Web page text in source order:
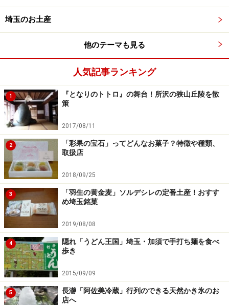
囲炉裏端で訪れた人を家の中へと招く小さな「トトロ」
土間にはオリジナルのトトロ・ファンド・グッズがずら
り！ モデルの地を訪れたお土産はここでゲットすること
「クロスケの家」の土間
トトロ・ファンドのオリジナル・グッズ・コーナー
母屋の他にも敷地内には蔵や茶工場が残されています。
「クロスケの家」の蔵
埼玉のお土産
他のテーマも見る
人気記事ランキング
1
『となりのトトロ』の舞台！所沢の狭山丘陵を散
策
2017/08/11
2
「彩果の宝石」ってどんなお菓子？特徴や種類、
取扱店
2018/09/25
3
「羽生の黄金麦」ソルデシレの定番土産！おすす
め埼玉銘菓
2019/08/08
4
隠れ「うどん王国」埼玉・加須で手打ち麺を食べ
歩き
2015/09/09
5
長瀞「阿佐美冷蔵」行列のできる天然かき氷のお
店へ